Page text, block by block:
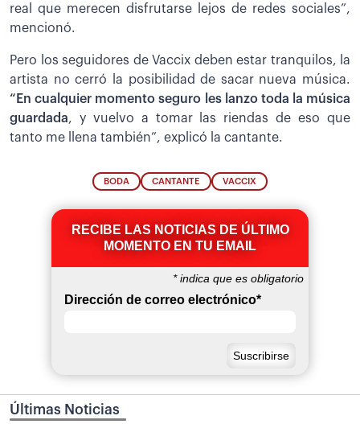
real que merecen disfrutarse lejos de redes sociales”,
mencionó.
Pero los seguidores de Vaccix deben estar tranquilos, la
artista no cerró la posibilidad de sacar nueva música.
“En cualquier momento seguro les lanzo toda la música
guardada, y vuelvo a tomar las riendas de eso que
tanto me llena también”, explicó la cantante.
BODA CANTANTE VACCIX
RECIBE LAS NOTICIAS DE ÚLTIMO
MOMENTO EN TU EMAIL
*indica que es obligatorio
Dirección de correo electrónico*
Últimas Noticias